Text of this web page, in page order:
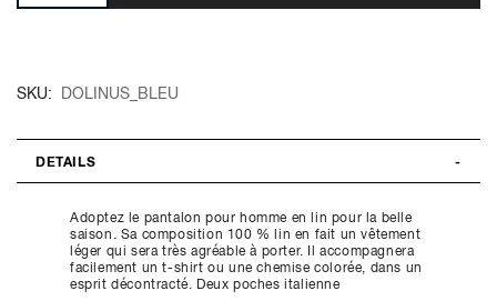
SKU DOLINUS_BLEU
DETAILS
Adoptez le pantalon pour homme en lin pour la belle
saison. Sa composition 100 % lin en fait un vêtement
léger qui sera très agréable à porter. Il accompagnera
facilement un t-shirt ou une chemise colorée, dans un
esprit décontracté. Deux poches italienne